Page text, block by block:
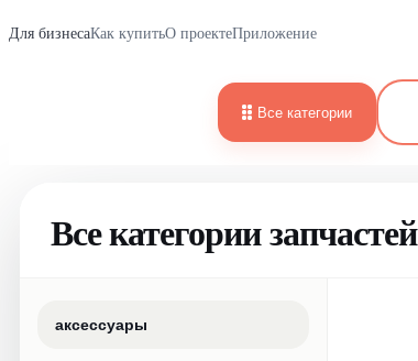
Для бизнесаКак купитьО проектеПриложение
Все категории
Все категории запчастей
аксессуары